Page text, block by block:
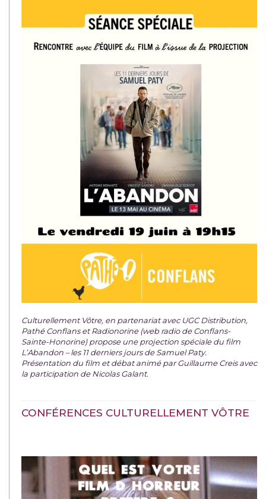
Culturellement Vôtre, en partenariat avec UGC Distribution,
Pathé Conflans et Radionorine (web radio de Conflans-
Sainte-Honorine) propose une projection spéciale du film
L’Abandon – les 11 derniers jours de Samuel Paty.
Présentation du film et débat animé par Guillaume Creis avec
la participation de Nicolas Galant.
CONFÉRENCES CULTURELLEMENT VÔTRE